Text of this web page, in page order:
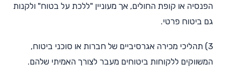
הפנסיה או קופת החולים, אך מעוניין "ללכת על בטוח" ולקנות
גם ביטוח פרטי.
3) תהליכי מכירה אגרסיביים של חברות או סוכני ביטוח,
המשווקים ללקוחות ביטוחים מעבר לצורך האמיתי שלהם.